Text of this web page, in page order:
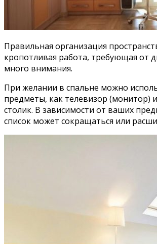
Правильная организация
кропотливая работа, требующая от
много внимания.
При желании в спальне можно
предметы, как телевизор (монитор)
столик. В зависимости от ваших
список может сокращаться или